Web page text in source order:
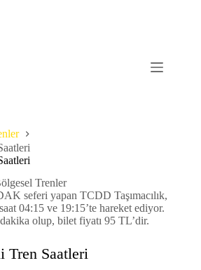
Trenler
seferi yapan TCDD Taşımacılık,
04:15 ve 19:15’te hareket ediyor.
olup, bilet fiyatı 95 TL’dir.
Tren Saatleri